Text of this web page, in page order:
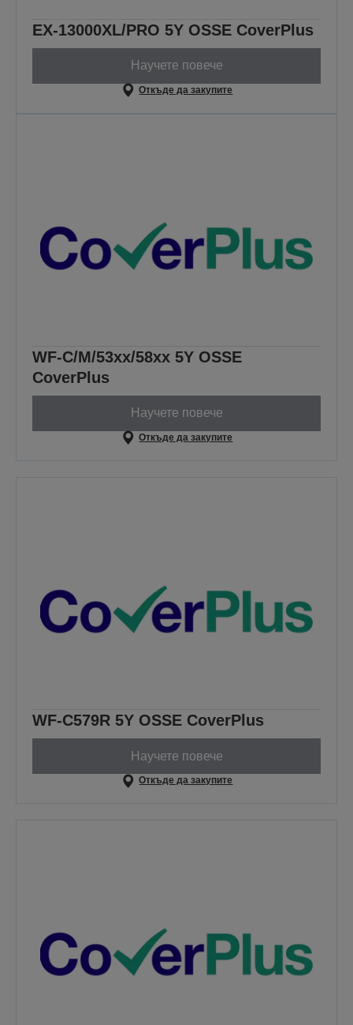
EX-13000XL/PRO 5Y OSSE CoverPlus
Научете повече
Откъде да закупите
WF-C/M/53xx/58xx 5Y OSSE
CoverPlus
Научете повече
Откъде да закупите
WF-C579R 5Y OSSE CoverPlus
Научете повече
Откъде да закупите